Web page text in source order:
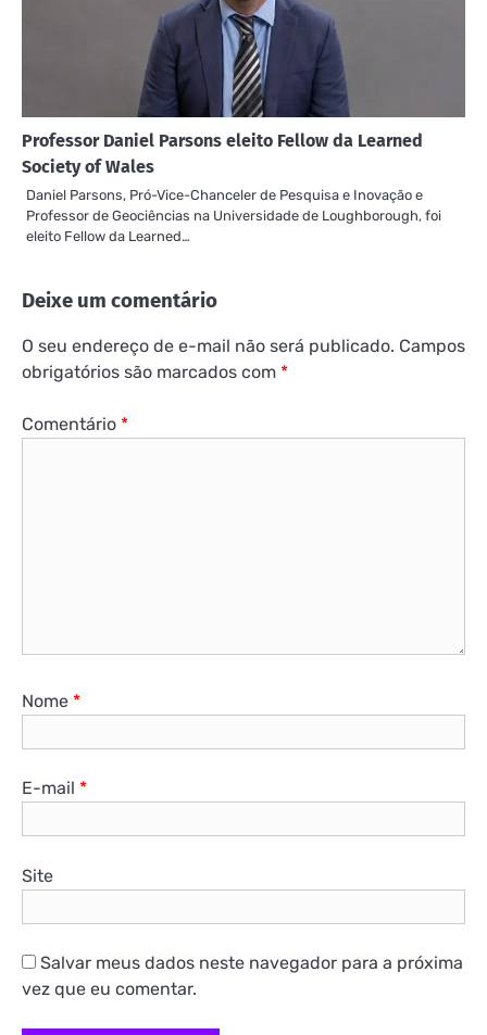
Professor Daniel Parsons eleito Fellow da Learned
Society of Wales
Daniel Parsons, Pró-Vice-Chanceler de Pesquisa e Inovação e
Professor de Geociências na Universidade de Loughborough, foi
eleito Fellow da Learned…
Deixe um comentário
O seu endereço de e-mail não será publicado. Campos
obrigatórios são marcados com *
Comentário *
Nome *
E-mail *
Site
Salvar meus dados neste navegador para a próxima
vez que eu comentar.